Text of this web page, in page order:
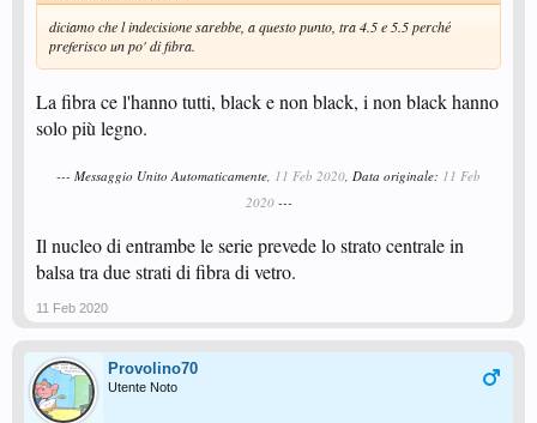
diciamo che l indecisione sarebbe, a questo punto, tra 4.5 e 5.5 perché
preferisco un po' di fibra.
La fibra ce l'hanno tutti, black e non black, i non black hanno
solo più legno.
--- Messaggio Unito Automaticamente, 11 Feb 2020, Data originale: 11 Feb
2020---
Il nucleo di entrambe le serie prevede lo strato centrale in
balsa tra due strati di fibra di vetro.
11 Feb 2020
Provolino70
Utente Noto